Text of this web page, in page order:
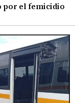
por el femicidio